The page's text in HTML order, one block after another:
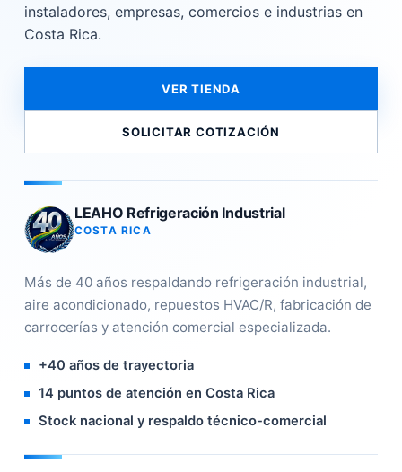
instaladores, empresas, comercios e industrias en
Costa Rica.
VER TIENDA
SOLICITAR COTIZACIÓN
LEAHO Refrigeración Industrial
COSTA RICA
Más de 40 años respaldando refrigeración industrial,
aire acondicionado, repuestos HVAC/R, fabricación de
carrocerías y atención comercial especializada.
+40 años de trayectoria
14 puntos de atención en Costa Rica
Stock nacional y respaldo técnico-comercial